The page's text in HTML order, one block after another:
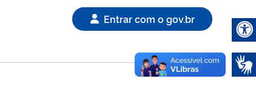
Entrar com o gov.br